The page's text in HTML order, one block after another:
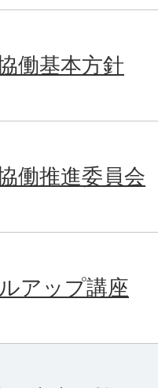
働基本方針
働推進委員会
アップ講座